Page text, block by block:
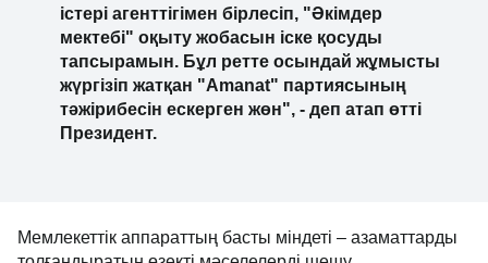
істері агенттігімен бірлесіп, "Әкімдер
мектебі" оқыту жобасын іске қосуды
тапсырамын. Бұл ретте осындай жұмысты
жүргізіп жатқан "Аmanat" партиясының
тәжірибесін ескерген жөн", - деп атап өтті
Президент.
Мемлекеттік аппараттың басты міндеті – азаматтарды